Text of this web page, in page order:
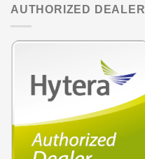
AUTHORIZED DEALER